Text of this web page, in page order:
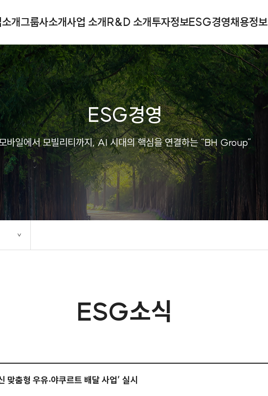
개그룹사소개사업 소개 R&D 소개투자정보ESG경영채용정보
ESG경영
바일에서 모빌리티까지, AI 시대의 핵심을 연결하는 “BH Group”
ESG소식
춤형 우유‧야쿠르트 배달 사업’ 실시